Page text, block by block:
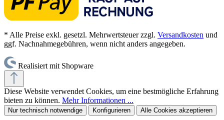
* Alle Preise exkl. gesetzl. Mehrwertsteuer zzgl. Versandkosten und
ggf. Nachnahmegebühren, wenn nicht anders angegeben.
Realisiert mit Shopware
Diese Website verwendet Cookies, um eine bestmögliche Erfahrung
bieten zu können. Mehr Informationen ...
Nur technisch notwendige Konfigurieren Alle Cookies akzeptieren